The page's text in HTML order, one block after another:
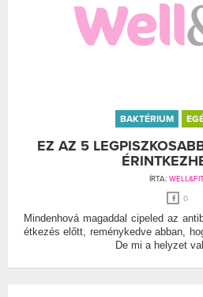
BAKTÉRIUM
EZ AZ 5
ÍRTA:
0
Mindenhová magaddal cipeled az
étkezés előtt, reménykedve abban,
De mi a helyzet